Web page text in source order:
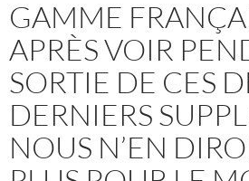
GAMME
APRÈS VOIR
SORTIE DE CES
DERNIERS
NOUS N’EN